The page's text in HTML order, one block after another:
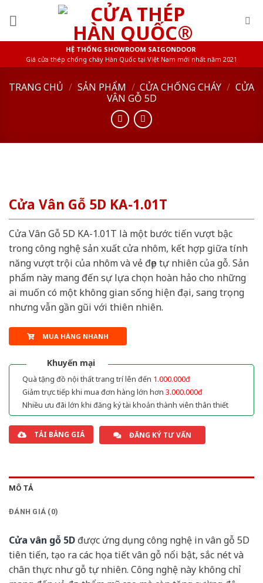
HỆ THỐNG SHOWROOM SAIGONDOOR
Giá cửa thép chống cháy Hàn Quốc tại Việt Nam mới nhất năm 2021
TRANG CHỦ / SẢN PHẨM / CỬA CHỐNG CHÁY / CỬA
VÂN GỖ 5D
Cửa Vân Gỗ 5D KA-1.01T
Cửa Vân Gỗ 5D KA-1.01T là một bước tiến vượt bậc
trong công nghệ sản xuất cửa nhôm, kết hợp giữa tính
năng vượt trội của nhôm và vẻ đẹp tự nhiên của gỗ. Sản
phẩm này mang đến sự lựa chọn hoàn hảo cho những
ai muốn có một không gian sống hiện đại, sang trọng
nhưng vẫn gần gũi với thiên nhiên.
MUA HÀNG NHANH
Khuyến mại
Quà tặng đồ nội thất trang trí lên đến 1.000.000đ
Giảm trực tiếp khi mua đơn hàng lớn hơn 3.000.000đ
Nhiều ưu đãi lớn khi đăng ký tài khoản thành viên thân thiết
TẢI BẢNG GIÁ ĐĂNG KÝ TƯ VẤN
MÔ TẢ
ĐÁNH GIÁ (0)
Cửa vân gỗ 5D được ứng dụng công nghệ in vân gỗ 5D
tiên tiến, tạo ra các họa tiết vân gỗ nổi bật, sắc nét và
chân thực như gỗ tự nhiên. Công nghệ này không chỉ